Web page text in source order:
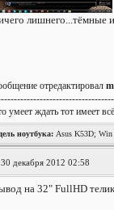
лишнего...тёмные
отредактировал
умеет ждать тот имеет всё
ноутбука:Asus K53D; Win
30 декабря 2012 02:58
на 32" FullHD